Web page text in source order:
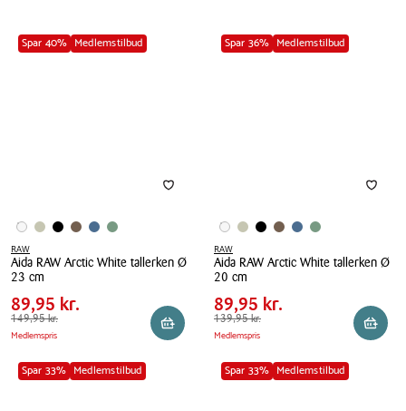
Spar 40% Medlemstilbud
RAW
Aida RAW Arctic White tallerken Ø
23 cm
Aida
RAW
Arctic
White
tallerken
Pris
tabel
Pris
89,95 kr.
Spar
60,00 kr.
Førpris
89,95 kr.
149,95 kr.
Medlemspris Reservér i butik
Spar 36% Medlemstilbud
RAW
Aida RAW Arctic White tallerken Ø
20 cm
Aida
RAW
Arctic
White
tallerken
Pris
tabel
Pris
89,95 kr.
Spar
50,00 kr.
Førpris
89,95 kr.
139,95 kr.
Medlemspris
Spar 33% Medlemstilbud Spar 33% Medlemstilbud